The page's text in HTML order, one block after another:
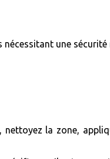
nécessitant une sécurité
nettoyez la zone,